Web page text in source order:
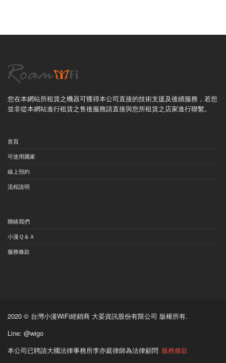
您在本網站所租賃之機器可獲得本公司直接的技術支援及後續服務，若您
並非從本網站進行租賃之售後服務請直接與您所租賃之店家進行聯繫。
首頁
可使用國家
線上預約
流程說明
聯絡我們
小漫Ｑ＆Ａ
服務條款
2020 © 台灣小漫WiFi經銷商 大晏資訊股份有限公司 版權所有.
Line: @wigo
本公司已聘請大國法律事務所李亦庭律師為法律顧問 服務條款